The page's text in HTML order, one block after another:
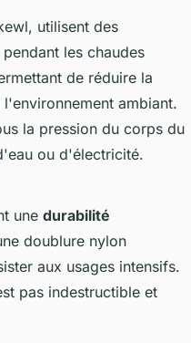
utilisent des
les chaudes
de réduire la
ambiant.
la pression du corps du
ou d'électricité.
une durabilité
doublure nylon
aux usages intensifs.
pas indestructible et